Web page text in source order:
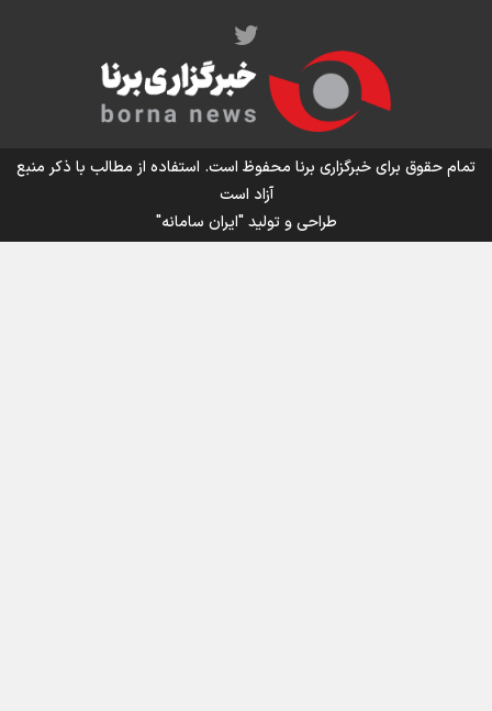
اینفو برنا/ میزان مالیات بر ارزش افزوده چقدر است؟
تمام حقوق برای خبرگزاری برنا محفوظ است. استفاده از مطالب با ذکر منبع
آزاد است
طراحی و تولید"ایران سامانه"